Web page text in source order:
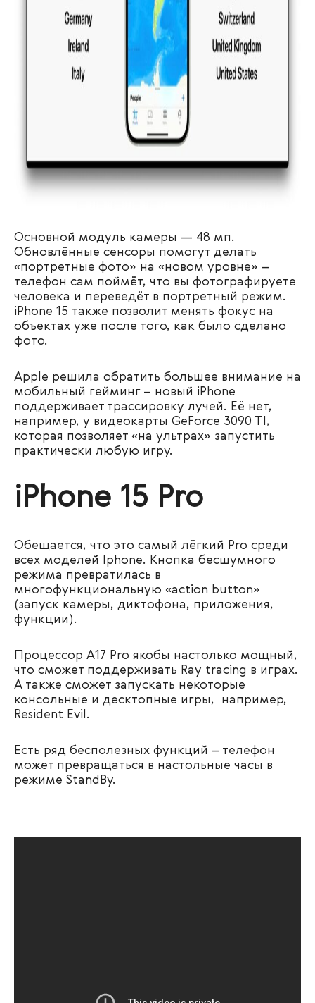
Основной модуль камеры — 48 мп.
Обновлённые сенсоры помогут делать
«портретные фото» на «новом уровне» –
телефон сам поймёт, что вы фотографируете
человека и переведёт в портретный режим.
iPhone 15 также позволит менять фокус на
объектах уже после того, как было сделано
фото.
Apple решила обратить большее внимание на
мобильный гейминг – новый iPhone
поддерживает трассировку лучей. Её нет,
например, у видеокарты GeForce 3090 TI,
которая позволяет «на ультрах» запустить
практически любую игру.
iPhone 15 Pro
Обещается, что это самый лёгкий Pro среди
всех моделей Iphone. Кнопка бесшумного
режима превратилась в
многофункциональную «action button»
(запуск камеры, диктофона, приложения,
функции).
Процессор A17 Pro якобы настолько мощный,
что сможет поддерживать Ray tracing в играх.
А также сможет запускать некоторые
консольные и десктопные игры, например,
Resident Evil.
Есть ряд бесполезных функций – телефон
может превращаться в настольные часы в
режиме StandBy.